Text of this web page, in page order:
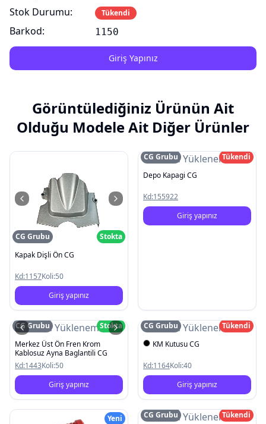
Stok Durumu:
Barkod:
Tükendi
1150
Giriş Yapınız
Görüntülediğiniz Ürünün Ait
Olduğu Modele Ait Diğer Ürünler
CG Grubu
Stokta
Kapak Dişli Ön CG
Kd:1157Koli:50
Giriş yapınız
Resim Yüklenemedi
CG Grubu
Tükendi
Depo Kapagi CG
Kd:155922
Giriş yapınız
Resim Yüklenemedi
CG Grubu
Stokta
Merkez Üst Ön Fren Krom
Kablosuz Ayna Baglantili CG
Kd:1443Koli:50
Giriş yapınız
Resim Yüklenemedi
CG Grubu
Tükendi
KM Kutusu CG
Kd:1164Koli:40
Giriş yapınız
Yeni Resim Yüklenemedi
CG Grubu
Tükendi